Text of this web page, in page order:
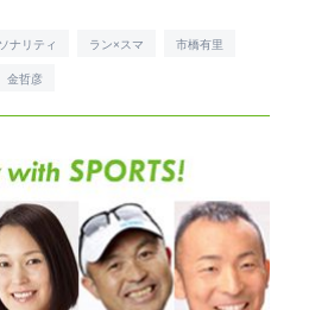
ナリティ ラン×スマ 市橋有里
金哲彦